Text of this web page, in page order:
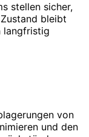
stellen sicher,
bleibt
langfristig
von
und den